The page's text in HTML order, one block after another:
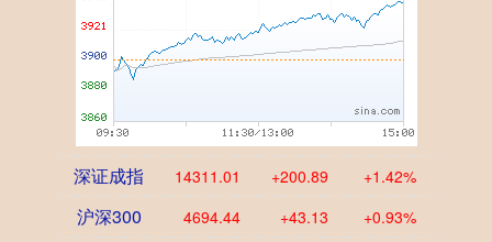
深证成指 14311.01 +200.89 +1.42%
沪深300 4694.44 +43.13 +0.93%